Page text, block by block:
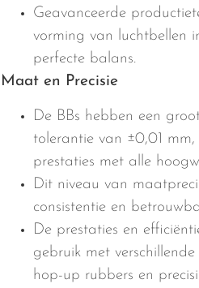
Geavanceerde
vorming van luchtbellen
perfecte balans.
Maat en Precisie
De BBs hebben een
tolerantie van ±0,01
prestaties met alle
Dit niveau van
consistentie en
De prestaties en
gebruik met
hop-up rubbers en